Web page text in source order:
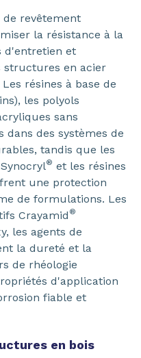
revêtement
la résistance à la
d'entretien et
structures en acier
résines à base de
les polyols
sans
dans des systèmes de
tandis que les
® et les résines
une protection
de formulations. Les
Crayamid ®
les agents de
la dureté et la
de rhéologie
d'application
fiable et
en bois